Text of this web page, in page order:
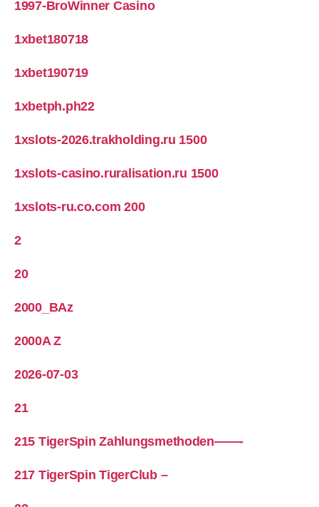
1997-BroWinner Casino
1xbet180718
1xbet190719
1xbetph.ph22
1xslots-2026.trakholding.ru 1500
1xslots-casino.ruralisation.ru 1500
1xslots-ru.co.com 200
2
20
2000_BAz
2000A Z
2026-07-03
21
215 TigerSpin Zahlungsmethoden——-
217 TigerSpin TigerClub –